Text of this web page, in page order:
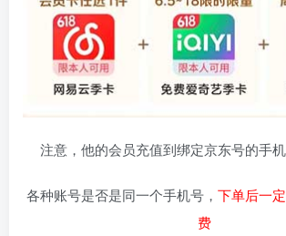
注意，他的会员充值到绑定京东号的手
各种账号是否是同一个手机号， 下单后一
费